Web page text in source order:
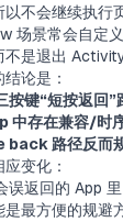
以不会继续执行
场景常会自定
不是退出
论是：
键“短按返回”
中存在兼容/时
路径反而规
变化：
返回的 App 里
是最方便的规避